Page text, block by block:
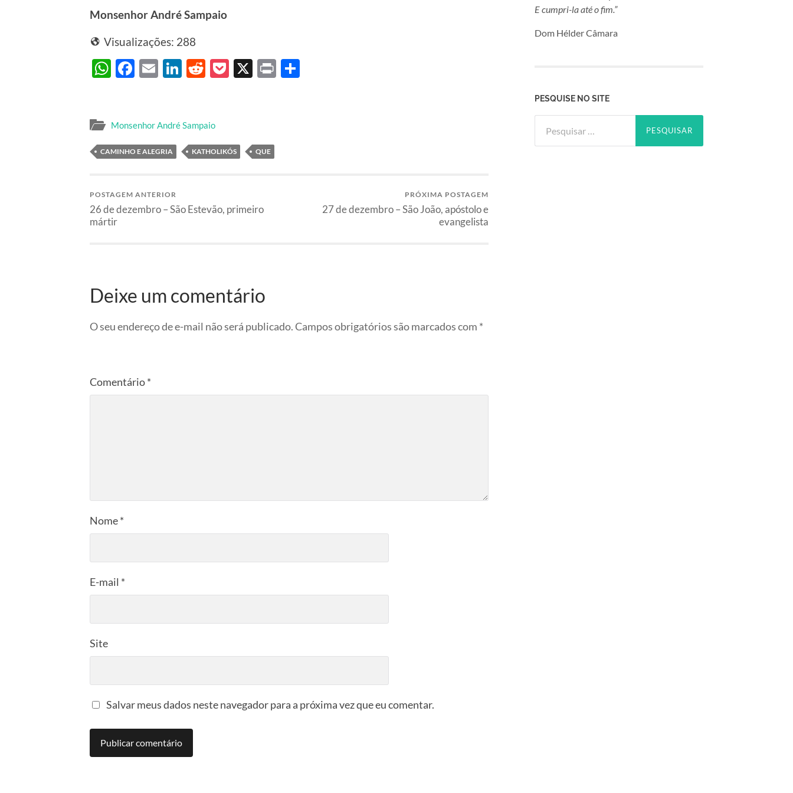
Monsenhor André Sampaio
Visualizações: 288
WhatsApp
Facebook
EmailLinkedIn
Reddit
Pocket
X Print
Monsenhor André Sampaio
CAMINHO E ALEGRIA KATHOLIKÓS QUE
POSTAGEM ANTERIOR
26 de dezembro – São Estevão, primeiro
mártir
PRÓXIMA POSTAGEM
27 de dezembro – São João, apóstolo e
evangelista
Deixe um comentário
O seu endereço de e-mail não será publicado.Campos obrigatórios são marcados com *
Comentário*
Nome*
E-mail *
Site
Salvar meus dados neste navegador para a próxima vez que eu comentar.
E cumpri-la até o fim.”
Dom Hélder Câmara
PESQUISE NO SITE
por: